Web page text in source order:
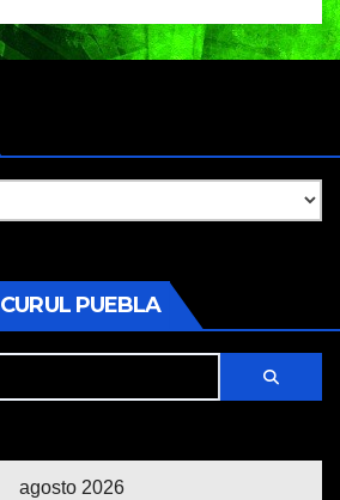
PUEBLA
agosto 2026